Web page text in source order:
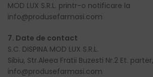
MOD LUX S.R.L. printr-o notificare la
info@produsefarmasi.com
7. Date de contact
S.C. DISPINA MOD LUX S.R.L.
Sibiu, Str.Aleea Fratii Buzesti Nr.2 Et.
info@produsefarmasi.com